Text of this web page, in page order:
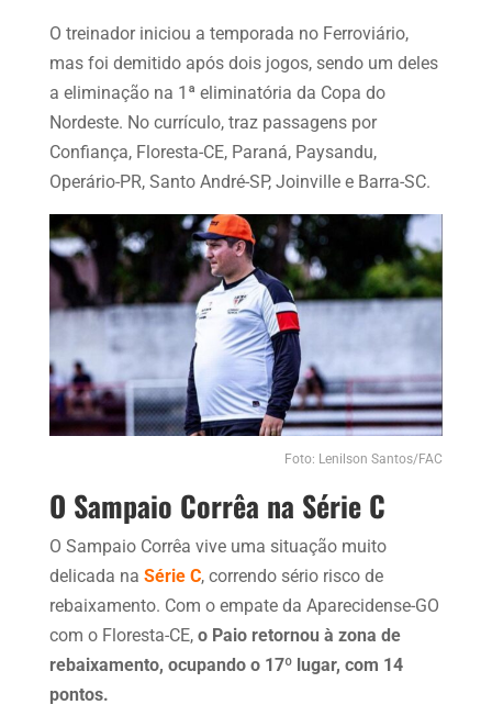
O treinador iniciou a temporada no Ferroviário,
mas foi demitido após dois jogos, sendo um deles
a eliminação na 1ª eliminatória da Copa do
Nordeste. No currículo, traz passagens por
Confiança, Floresta-CE, Paraná, Paysandu,
Operário-PR, Santo André-SP, Joinville e Barra-SC.
Foto: Lenilson Santos/FAC
O Sampaio Corrêa na Série C
O Sampaio Corrêa vive uma situação muito
delicada na Série C, correndo sério risco de
rebaixamento. Com o empate da Aparecidense-GO
com o Floresta-CE, o Paio retornou à zona de
rebaixamento, ocupando o 17º lugar, com 14
pontos.